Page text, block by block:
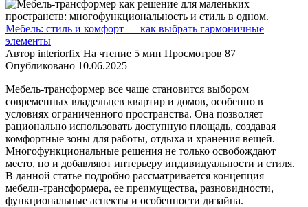
Мебель: стиль и комфорт — как выбрать гармоничные
элементы
Автор interiorfix На чтение 5 мин Просмотров 87
Опубликовано 10.06.2025
Мебель-трансформер все чаще становится выбором
современных владельцев квартир и домов, особенно в
условиях ограниченного пространства. Она позволяет
рационально использовать доступную площадь, создавая
комфортные зоны для работы, отдыха и хранения вещей.
Многофункциональные решения не только освобождают
место, но и добавляют интерьеру индивидуальности и стиля.
В данной статье подробно рассматривается концепция
мебели-трансформера, ее преимущества, разновидности,
функциональные аспекты и особенности дизайна.